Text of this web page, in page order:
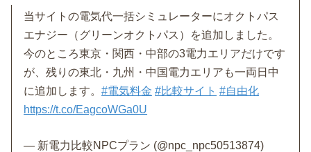
当サイトの電気代一括シミュレーターにオクトパス
エナジー（グリーンオクトパス）を追加しました。
今のところ東京・関西・中部の3電力エリアだけです
が、残りの東北・九州・中国電力エリアも一両日中
に追加します。#電気料金 #比較サイト #自由化
https://t.co/EagcoWGa0U
— 新電力比較NPCプラン (@npc_npc50513874)